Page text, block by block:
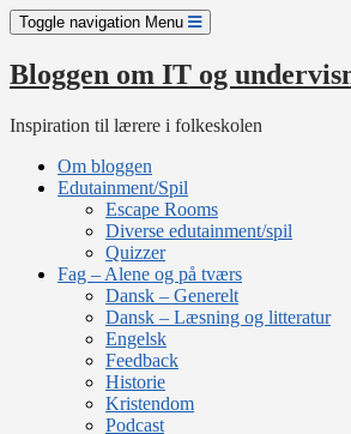
Skip
to
content
Toggle navigation Menu
Bloggen om IT og
Inspiration til lærere i folkeskolen
Om bloggen
Edutainment/Spil
Escape Rooms
Diverse edutainment/spil
Quizzer
Fag – Alene og på tværs
Dansk – Generelt
Dansk – Læsning og litteratur
Engelsk
Feedback
Historie
Kristendom
Podcast